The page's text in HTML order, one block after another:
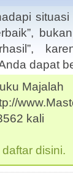
dapat
Majalah
kali
daftar disini.